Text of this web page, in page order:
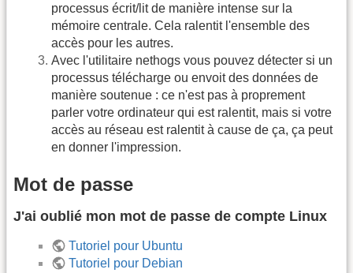
processus écrit/lit de manière intense sur la
mémoire centrale. Cela ralentit l'ensemble des
accès pour les autres.
Avec l'utilitaire nethogs vous pouvez détecter si un
processus télécharge ou envoit des données de
manière soutenue : ce n'est pas à proprement
parler votre ordinateur qui est ralentit, mais si votre
accès au réseau est ralentit à cause de ça, ça peut
en donner l'impression.
Mot de passe
J'ai oublié mon mot de passe de compte Linux
Tutoriel pour Ubuntu
Tutoriel pour Debian